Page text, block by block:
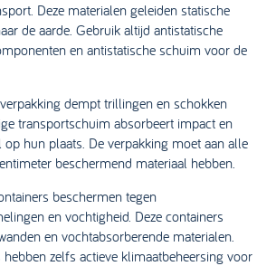
Deze materialen geleiden statische
de aarde. Gebruik altijd antistatische
en antistatische schuim voor de
dempt trillingen en schokken
transportschuim absorbeert impact en
hun plaats. De verpakking moet aan alle
beschermend materiaal hebben.
beschermen tegen
en vochtigheid. Deze containers
en vochtabsorberende materialen.
zelfs actieve klimaatbeheersing voor